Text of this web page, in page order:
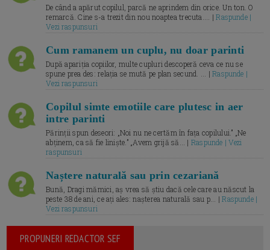
De când a apărut copilul, parcă ne aprindem din orice. Un ton. O
remarcă. Cine s-a trezit din nou noaptea trecuta.... |Raspunde |
Vezi raspunsuri
Cum ramanem un cuplu, nu doar parinti
După apariția copiilor, multe cupluri descoperă ceva ce nu se
spune prea des: relația se mută pe plan secund. ... |Raspunde |
Vezi raspunsuri
Copilul simte emotiile care plutesc in aer
intre parinti
Părinții spun deseori: „Noi nu ne certăm în fața copilului.” „Ne
abținem, ca să fie liniște.” „Avem grijă să... | Raspunde | Vezi
raspunsuri
Naștere naturală sau prin cezariană
Bună, Dragi mămici, aș vrea să știu dacă cele care au născut la
peste 38 de ani, ce ați ales: nașterea naturală sau p... |Raspunde |
Vezi raspunsuri
PROPUNERI REDACTOR SEF